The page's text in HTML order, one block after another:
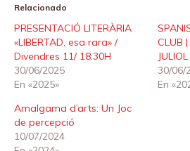
Relacionado
PRESENTACIÓ LITERÀRIA
«LIBERTAD, esa rara» /
Divendres 11/ 18:30H
30/06/2025
En «2025»
CLUB
30/06/
En
Amalgama d’arts: Un Joc
de percepció
10/07/2024